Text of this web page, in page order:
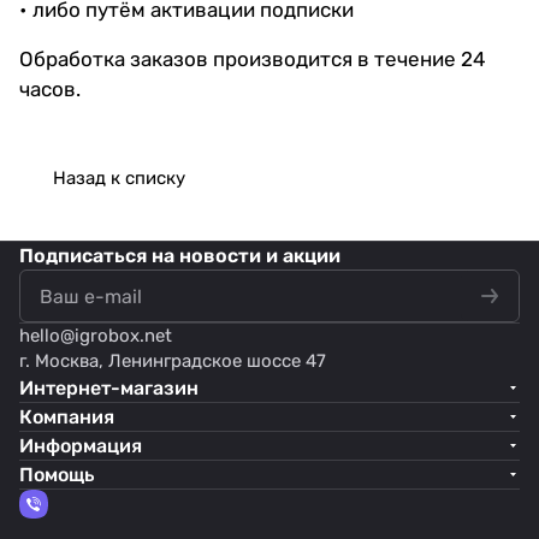
• либо путём активации подписки
Обработка заказов производится в течение 24
часов.
Назад к списку
Подписаться на новости и акции
hello@igrobox.net
г. Москва, Ленинградское шоссе 47
Интернет-магазин
Компания
Информация
Помощь